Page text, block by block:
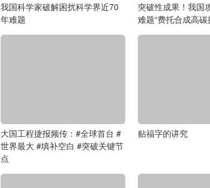
我国科学家破解困扰科学界近70
年难题
突破性成果！我国
难题“费托合成高碳
大国工程捷报频传：#全球首台 #
世界最大 #填补空白 #突破关键节
点
贴福字的讲究